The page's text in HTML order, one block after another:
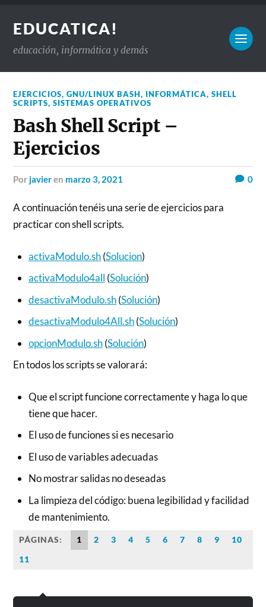
EDUCATICA!
educación, informática y demás
EJERCICIOS,GNU/LINUX BASH, INFORMÁTICA,SHELL
SCRIPTS,SISTEMAS OPERATIVOS
Bash Shell Script –
Ejercicios
por javieren marzo 3, 2021 0
A continuación tenéis una serie de ejercicios para
practicar con shell scripts.
activaModulo.sh(Solucion)
activaModulo4all (Solución)
desactivaModulo.sh(Solución)
desactivaModulo4All.sh(Solución)
opcionModulo.sh(Solución)
En todos los scripts se valorará:
Que el script funcione correctamente y haga lo que
tiene que hacer.
El uso de funciones si es necesario
El uso de variables adecuadas
No mostrar salidas no deseadas
La limpieza del código: buena legibilidad y facilidad
de mantenimiento.
PÁGINAS: 1 2 3 4 5 6 7 8 9 10
11